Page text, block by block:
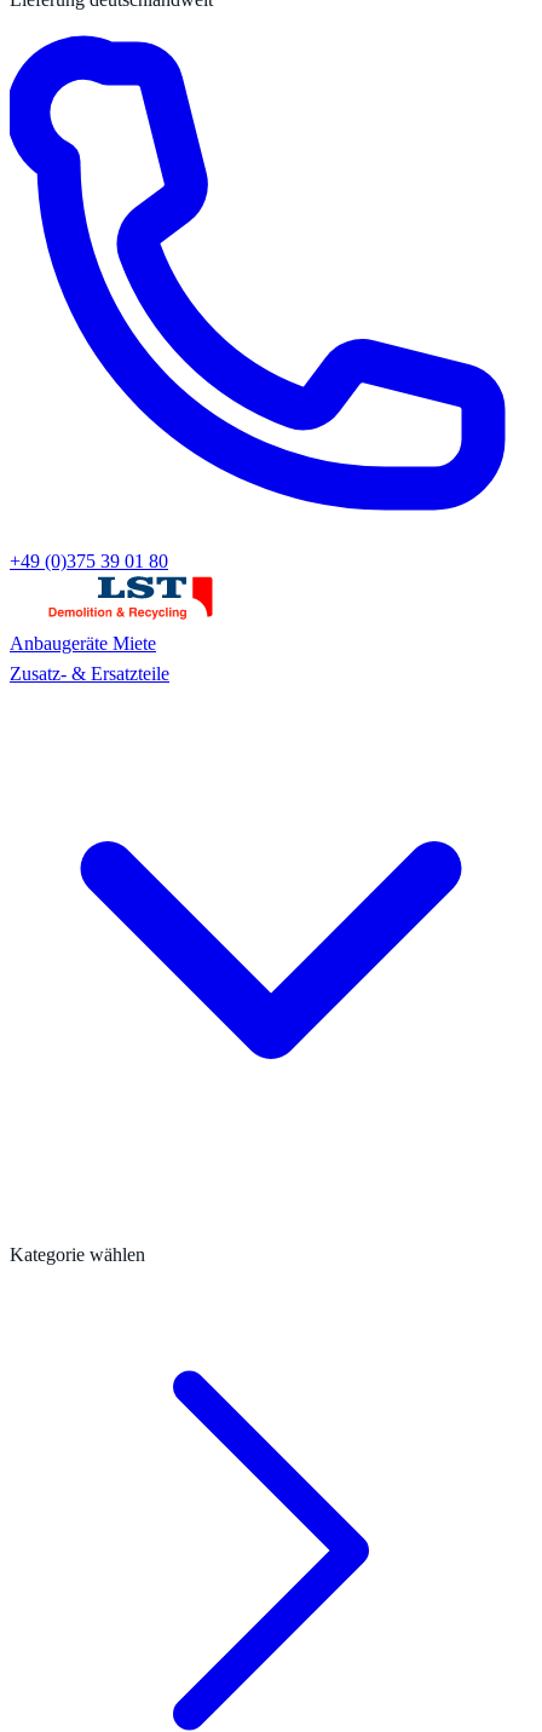
+49 (0)375 39 01 80
Anbaugeräte Miete
Zusatz- & Ersatzteile
Kategorie wählen